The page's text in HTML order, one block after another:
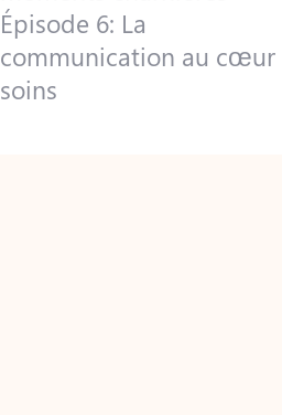
Épisode 6: La
communication au cœur
soins